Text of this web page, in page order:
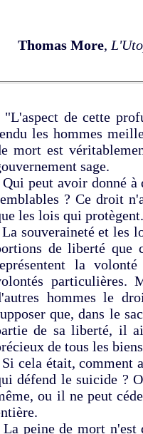
Thomas More,
"L'aspect de cette
les hommes
mort est
sage.
Qui peut avoir donné à
? Ce droit
les lois qui protègent.
La souveraineté et les
de liberté que
la
particulières.
hommes le
que, dans le
de sa liberté, il
de tous les
Si cela était, comment
défend le suicide ?
ou il ne peut
La peine de mort n'est